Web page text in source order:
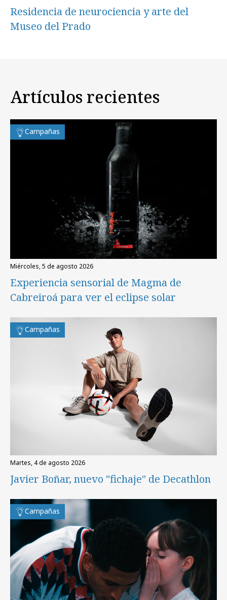
Residencia de neurociencia y arte del
Museo del Prado
Artículos recientes
Campañas
miércoles, 5 de agosto 2026
Experiencia sensorial de Magma de
Cabreiroá para ver el eclipse solar
Campañas
martes, 4 de agosto 2026
Javier Boñar, nuevo "fichaje" de Decathlon
Campañas